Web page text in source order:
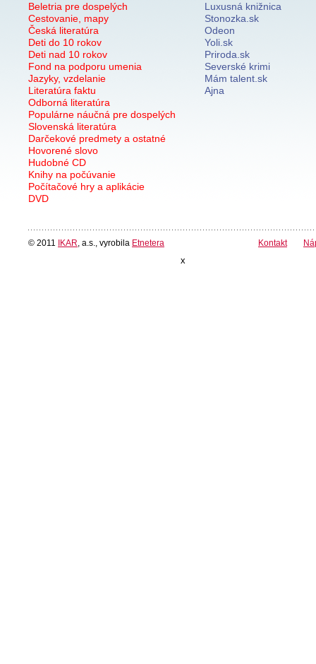
Beletria pre dospelých
Cestovanie, mapy
Česká literatúra
Deti do 10 rokov
Deti nad 10 rokov
Fond na podporu umenia
Jazyky, vzdelanie
Literatúra faktu
Odborná literatúra
Populárne náučná pre dospelých
Slovenská literatúra
Darčekové predmety a ostatné
Hovorené slovo
Hudobné CD
Knihy na počúvanie
Počítačové hry a aplikácie
DVD
Luxusná knižnica
Stonozka.sk
Odeon
Yoli.sk
Priroda.sk
Severské krimi
Mám talent.sk
Ajna
© 2011 IKAR , a.s., vyrobila Etnetera Kontakt
x